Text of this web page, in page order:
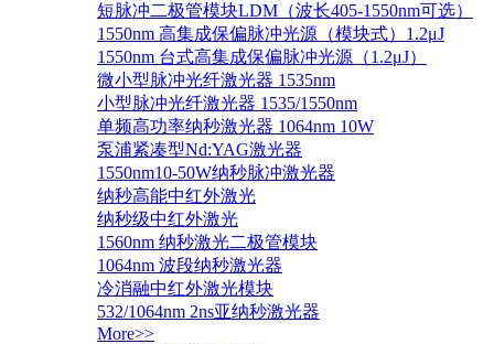
短脉冲二极管模块LDM（波长405-1550nm可选）
1550nm 高集成保偏脉冲光源（模块式）1.2μJ
1550nm 台式高集成保偏脉冲光源（1.2μJ）
微小型脉冲光纤激光器 1535nm
小型脉冲光纤激光器 1535/1550nm
单频高功率纳秒激光器 1064nm 10W
泵浦紧凑型Nd:YAG激光器
1550nm10-50W纳秒脉冲激光器
纳秒高能中红外激光
纳秒级中红外激光
1560nm 纳秒激光二极管模块
1064nm 波段纳秒激光器
冷消融中红外激光模块
532/1064nm 2ns亚纳秒激光器
More>>